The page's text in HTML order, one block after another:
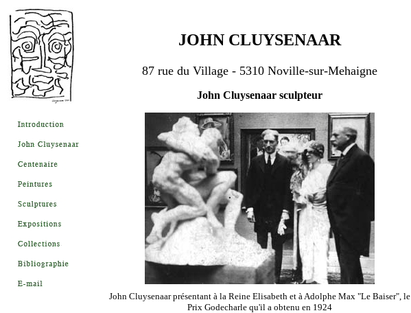
JOHN CLUYSENAAR
87 rue du Village - 5310 Noville-sur-Mehaigne
John Cluysenaar sculpteur
John Cluysenaar présentant à la Reine Elisabeth et à Adolphe Max "Le Baiser", le
Prix Godecharle qu'il a obtenu en 1924